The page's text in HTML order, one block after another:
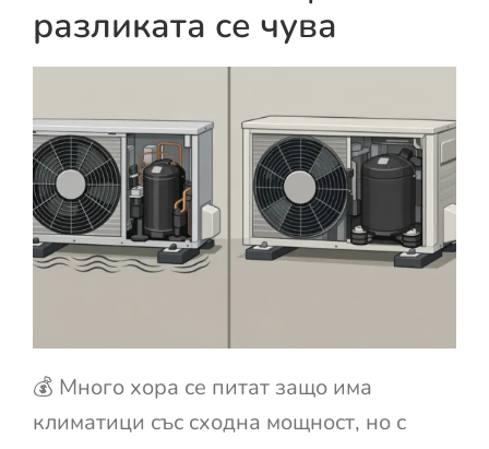
разликата се чува
💰 Много хора се питат защо има
климатици със сходна мощност, но с